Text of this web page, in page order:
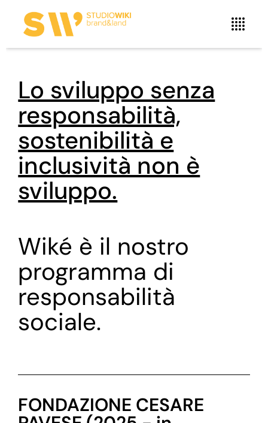
Lo sviluppo senza
responsabilità,
sostenibilità e
inclusività non è
sviluppo.
Wiké è il nostro
programma di
responsabilità
sociale.
FONDAZIONE CESARE